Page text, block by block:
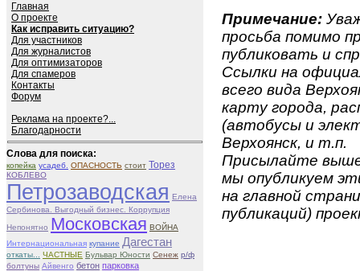
Главная
О проекте
Как исправить ситуацию?
Для участников
Для журналистов
Для оптимизаторов
Для спамеров
Контакты
Форум
Реклама на проекте?...
Благодарности
Слова для поиска:
копейка усадеб. ОПАСНОСТЬ стоит Торез
КОБЛЕВО
Петрозаводская Елена
Сербинова. Выгодный бизнес. Коррупция
Непонятно Московская ВОЙНА
Интернациональная купание Дагестан
откаты... ЧАСТНЫЕ Бульвар Юности Сенеж р/ф
болтуны Айвенго бетон парковка
Примечание:
просьба помимо
публиковать и
Ссылки на
всего вида
карту города,
(автобусы и
Верхоянск, и т.п.
Присылайте
мы опубликуем
на главной
публикаций)